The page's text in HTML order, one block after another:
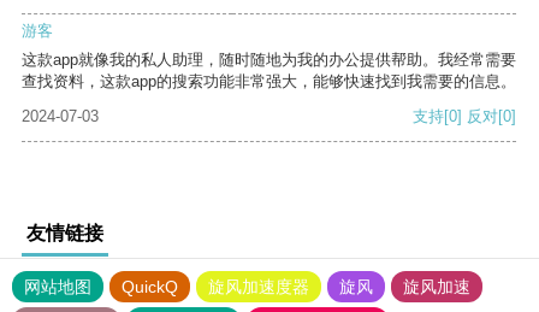
游客
这款app就像我的私人助理，随时随地为我的办公提供帮助。我经常需要
查找资料，这款app的搜索功能非常强大，能够快速找到我需要的信息。
2024-07-03
支持[0] 反对[0]
友情链接
网站地图 QuickQ 旋风加速度器 旋风
旋风加速